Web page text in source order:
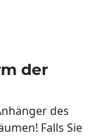
der
des
Falls Sie